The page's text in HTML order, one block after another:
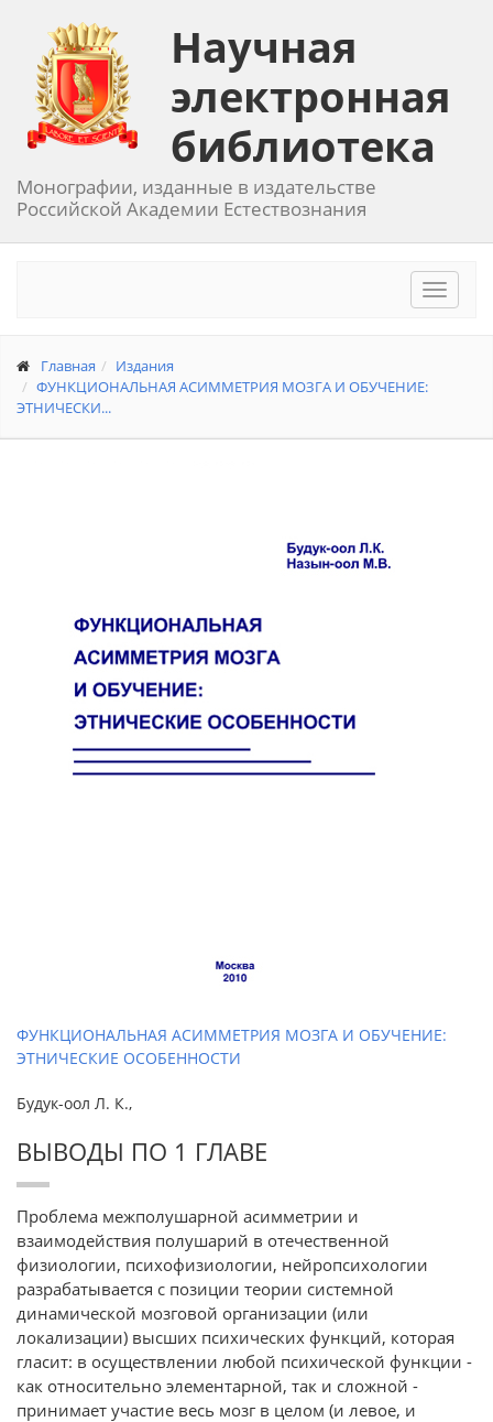
Научная
электронная
библиотека
Монографии, изданные в издательстве
Российской Академии Естествознания
Toggle
Главная
Издания
ФУНКЦИОНАЛЬНАЯ АСИММЕТРИЯ МОЗГА И ОБУЧЕНИЕ:
ЭТНИЧЕСКИ...
ФУНКЦИОНАЛЬНАЯ АСИММЕТРИЯ МОЗГА И ОБУЧЕНИЕ:
ЭТНИЧЕСКИЕ ОСОБЕННОСТИ
Будук-оол Л. К.,
ВЫВОДЫ ПО 1 ГЛАВЕ
Проблема межполушарной асимметрии и
взаимодействия полушарий в отечественной
физиологии, психофизиологии, нейропсихологии
разрабатывается с позиции теории системной
динамической мозговой организации (или
локализации) высших психических функций, которая
гласит: в осуществлении любой психической функции -
как относительно элементарной, так и сложной -
принимает участие весь мозг в целом (и левое, и